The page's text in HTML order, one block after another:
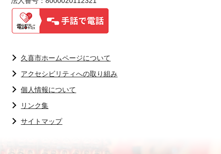
久喜市ホームページについて
アクセシビリティへの取り組み
個人情報について
リンク集
サイトマップ